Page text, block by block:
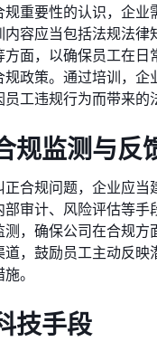
重要性的认识，企业
容应当包括法规法律
面，以确保员工在日
政策。通过培训，企
工违规行为而带来的
规监测与反
合规问题，企业应当
审计、风险评估等手
，确保公司在合规方
，鼓励员工主动反映
。
技手段